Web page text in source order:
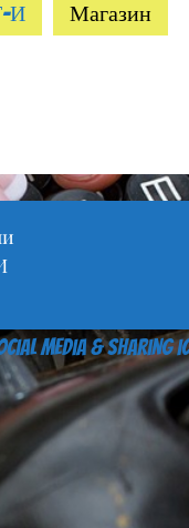
И Магазин
media & sharing